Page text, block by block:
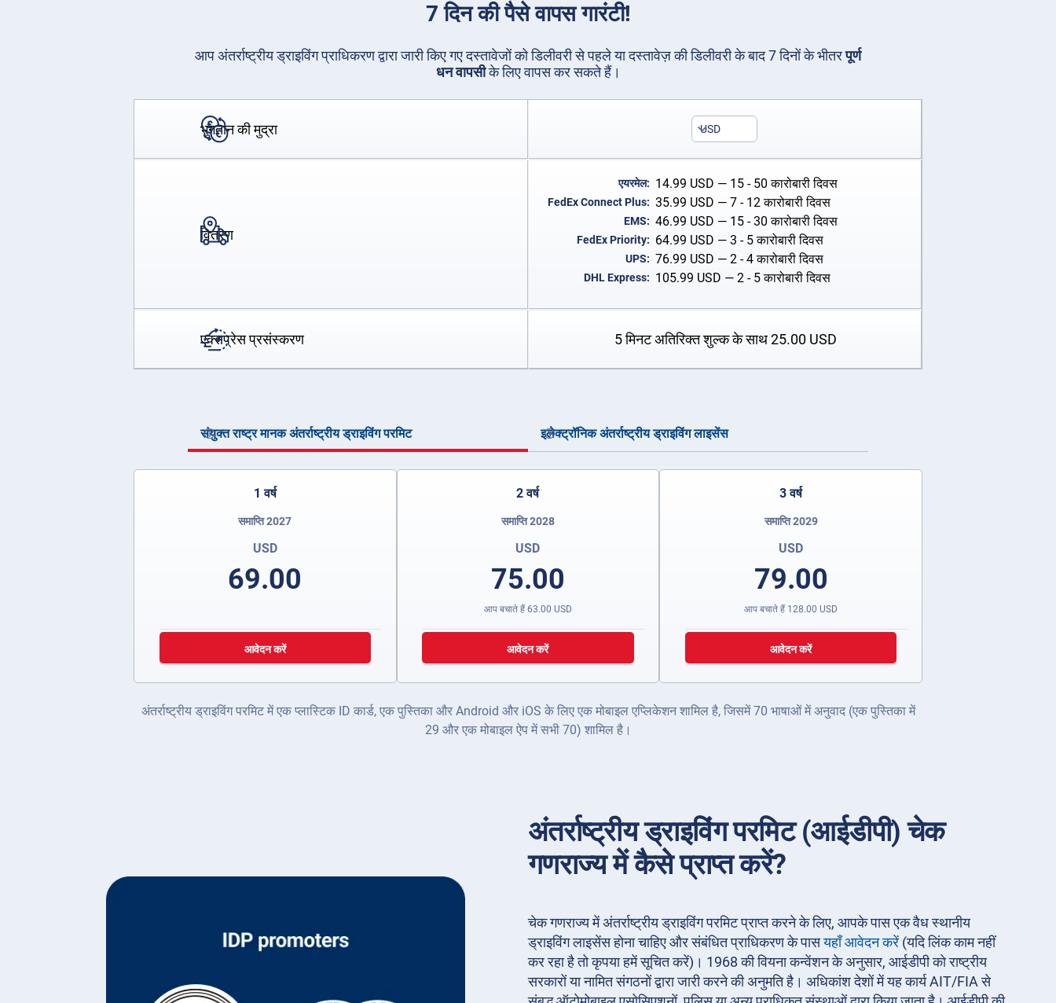
7 दिन की पैसे वापस गारंटी!
आप अंतर्राष्ट्रीय ड्राइविंग प्राधिकरण द्वारा जारी किए गए दस्तावेजों को डिलीवरी से पहले या दस्तावेज़ की डिलीवरी के बाद 7 दिनों के भीतरपूर्ण
धन वापसीके लिए वापस कर सकते हैं।
भुगतान की मुद्रा USD
वितरण
एयरमेल: 14.99 USD — 15 - 50 कारोबारी दिवस
FedEx Connect Plus: 35.99 USD — 7 - 12 कारोबारी दिवस
EMS: 46.99 USD — 15 - 30 कारोबारी दिवस
FedEx Priority: 64.99 USD — 3 - 5 कारोबारी दिवस
UPS: 76.99 USD — 2 - 4 कारोबारी दिवस
DHL Express: 105.99 USD — 2 - 5 कारोबारी दिवस
एक्सप्रेस प्रसंस्करण 5 मिनट अतिरिक्त शुल्क के साथ25.00 USD
संयुक्त राष्ट्र मानक अंतर्राष्ट्रीय ड्राइविंग परमिट इलेक्ट्रॉनिक अंतर्राष्ट्रीय ड्राइविंग लाइसेंस
1 वर्ष
समाप्ति 2027
USD
69.00
आवेदन करें
2 वर्ष
समाप्ति 2028
USD
75.00
आप बचाते हैं 63.00 USD
आवेदन करें
3 वर्ष
समाप्ति 2029
USD
79.00
आप बचाते हैं 128.00 USD
आवेदन करें
अंतर्राष्ट्रीय ड्राइविंग परमिट में एक प्लास्टिक ID कार्ड, एक पुस्तिका और Android और iOS के लिए एक मोबाइल एप्लिकेशन शामिल है, जिसमें 70 भाषाओं में अनुवाद (एक पुस्तिका में
29 और एक मोबाइल ऐप में सभी 70) शामिल है।
अंतर्राष्ट्रीय ड्राइविंग परमिट (आईडीपी) चेक
गणराज्य में कैसे प्राप्त करें?
चेक गणराज्य में अंतर्राष्ट्रीय ड्राइविंग परमिट प्राप्त करने के लिए, आपके पास एक वैध स्थानीय
ड्राइविंग लाइसेंस होना चाहिए और संबंधित प्राधिकरण के पासयहाँ आवेदन करें (यदि लिंक काम नहीं
कर रहा है तो कृपया हमें सूचित करें)। 1968 की वियना कन्वेंशन के अनुसार, आईडीपी को राष्ट्रीय
सरकारों या नामित संगठनों द्वारा जारी करने की अनुमति है। अधिकांश देशों में यह कार्य AIT/FIA से